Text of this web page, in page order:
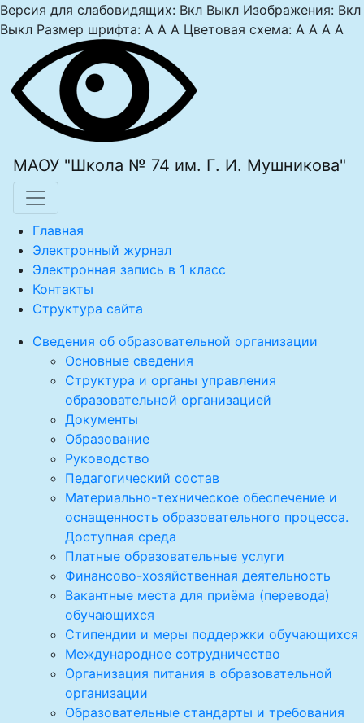
Версия для слабовидящих: Вкл Выкл Изображения: Вкл
Выкл Размер шрифта: A A A Цветовая схема: A A A A
МАОУ "Школа № 74 им. Г. И. Мушникова"
Главная
Электронный журнал
Электронная запись в 1 класс
Контакты
Структура сайта
Сведения об образовательной организации
Основные сведения
Структура и органы управления
образовательной организацией
Документы
Образование
Руководство
Педагогический состав
Материально-техническое обеспечение и
оснащенность образовательного процесса.
Доступная среда
Платные образовательные услуги
Финансово-хозяйственная деятельность
Вакантные места для приёма (перевода)
обучающихся
Стипендии и меры поддержки обучающихся
Международное сотрудничество
Организация питания в образовательной
организации
Образовательные стандарты и требования